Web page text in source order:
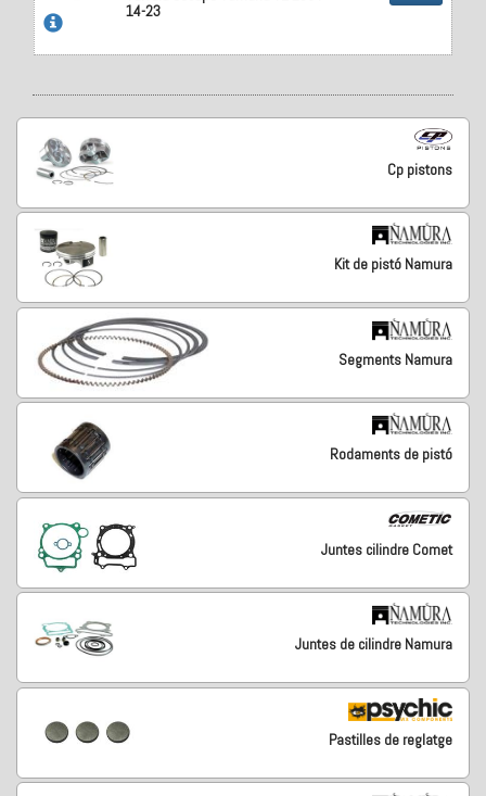
14-23
Cp pistons
Kit de pistó Namura
Segments Namura
Rodaments de pistó
Juntes cilindre Comet
Juntes de cilindre Namura
Pastilles de reglatge